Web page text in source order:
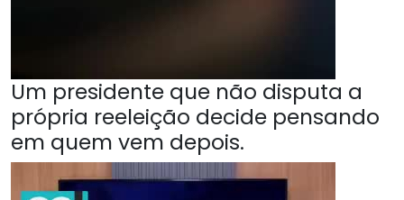
Um presidente que não disputa a
própria reeleição decide pensando
em quem vem depois.